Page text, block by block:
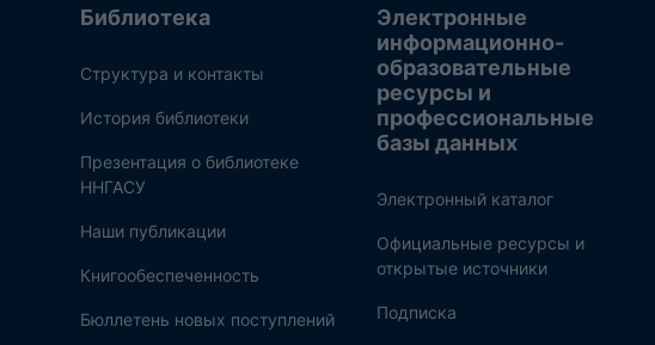
Библиотека
Структура и контакты
История библиотеки
Презентация о библиотеке
ННГАСУ
Наши публикации
Книгообеспеченность
Бюллетень новых поступлений
Электронные
информационно-
образовательные
ресурсы и
профессиональные
базы данных
Электронный каталог
Официальные ресурсы и
открытые источники
Подписка